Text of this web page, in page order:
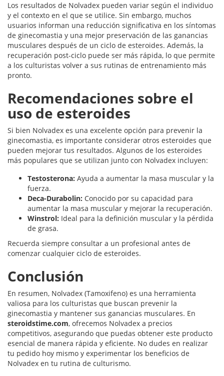
Los resultados de Nolvadex pueden variar según el individuo
y el contexto en el que se utilice. Sin embargo, muchos
usuarios informan una reducción significativa en los síntomas
de ginecomastia y una mejor preservación de las ganancias
musculares después de un ciclo de esteroides. Además, la
recuperación post-ciclo puede ser más rápida, lo que permite
a los culturistas volver a sus rutinas de entrenamiento más
pronto.
Recomendaciones sobre el
uso de esteroides
Si bien Nolvadex es una excelente opción para prevenir la
ginecomastia, es importante considerar otros esteroides que
pueden mejorar tus resultados. Algunos de los esteroides
más populares que se utilizan junto con Nolvadex incluyen:
Testosterona: Ayuda a aumentar la masa muscular y la
fuerza.
Deca-Durabolin: Conocido por su capacidad para
aumentar la masa muscular y mejorar la recuperación.
Winstrol: Ideal para la definición muscular y la pérdida
de grasa.
Recuerda siempre consultar a un profesional antes de
comenzar cualquier ciclo de esteroides.
Conclusión
En resumen, Nolvadex (Tamoxifeno) es una herramienta
valiosa para los culturistas que buscan prevenir la
ginecomastia y mantener sus ganancias musculares. En
steroidstime.com, ofrecemos Nolvadex a precios
competitivos, asegurando que puedas obtener este producto
esencial de manera rápida y eficiente. No dudes en realizar
tu pedido hoy mismo y experimentar los beneficios de
Nolvadex en tu rutina de culturismo.